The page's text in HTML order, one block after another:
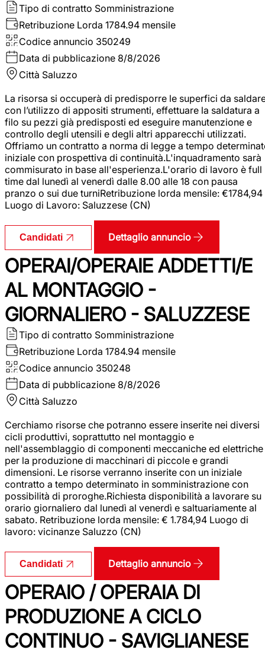
Tipo di contratto Somministrazione
Retribuzione Lorda 1784.94 mensile
Codice annuncio 350249
Data di pubblicazione 8/8/2026
Città Saluzzo
La risorsa si occuperà di predisporre le superfici da
con l’utilizzo di appositi strumenti, effettuare la saldatura a
filo su pezzi già predisposti ed eseguire manutenzione e
controllo degli utensili e degli altri apparecchi utilizzati.
Offriamo un contratto a norma di legge a tempo
iniziale con prospettiva di continuità.L'inquadramento sarà
commisurato in base all'esperienza.L'orario di lavoro è full
time dal lunedì al venerdì dalle 8.00 alle 18 con pausa
pranzo o sui due turniRetribuzione lorda mensile: €1784,94
Luogo di Lavoro: Saluzzese (CN)
Candidati Dettaglio annuncio
OPERAI/OPERAIE ADDETTI/E
AL MONTAGGIO -
GIORNALIERO - SALUZZESE
Tipo di contratto Somministrazione
Retribuzione Lorda 1784.94 mensile
Codice annuncio 350248
Data di pubblicazione 8/8/2026
Città Saluzzo
Cerchiamo risorse che potranno essere inserite nei diversi
cicli produttivi, soprattutto nel montaggio e
nell'assemblaggio di componenti meccaniche ed elettriche
per la produzione di macchinari di piccole e grandi
dimensioni. Le risorse verranno inserite con un iniziale
contratto a tempo determinato in somministrazione con
possibilità di proroghe.Richiesta disponibilità a lavorare su
orario giornaliero dal lunedì al venerdì e saltuariamente al
sabato. Retribuzione lorda mensile: € 1.784,94 Luogo di
lavoro: vicinanze Saluzzo (CN)
Candidati Dettaglio annuncio
OPERAIO / OPERAIA DI
PRODUZIONE A CICLO
CONTINUO - SAVIGLIANESE